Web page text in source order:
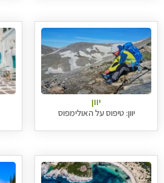
יוון
יוון: טיפוס על האולימפוס